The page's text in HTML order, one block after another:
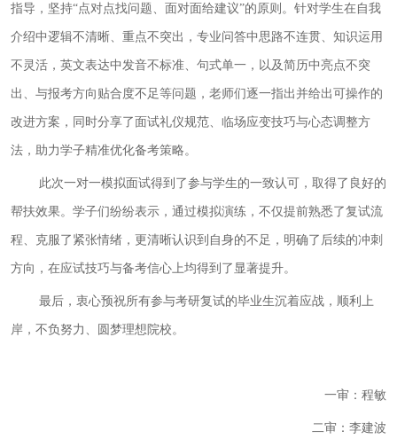
指导，坚持“点对点找问题、面对面给建议”的原则。针对学生在自我
介绍中逻辑不清晰、重点不突出，专业问答中思路不连贯、知识运用
不灵活，英文表达中发音不标准、句式单一，以及简历中亮点不突
出、与报考方向贴合度不足等问题，老师们逐一指出并给出可操作的
改进方案，同时分享了面试礼仪规范、临场应变技巧与心态调整方
法，助力学子精准优化备考策略。
此次一对一模拟面试得到了参与学生的一致认可，取得了良好的
帮扶效果。学子们纷纷表示，通过模拟演练，不仅提前熟悉了复试流
程、克服了紧张情绪，更清晰认识到自身的不足，明确了后续的冲刺
方向，在应试技巧与备考信心上均得到了显著提升。
最后，衷心预祝所有参与考研复试的毕业生沉着应战，顺利上
岸，不负努力、圆梦理想院校。
一审：程敏
二审：李建波